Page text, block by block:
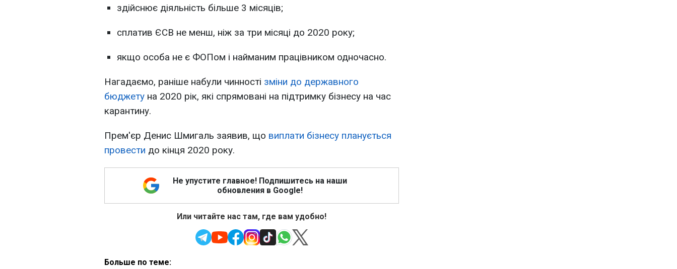
здійснює діяльність більше 3 місяців;
сплатив ЄСВ не менш, ніж за три місяці до 2020 року;
якщо особа не є ФОПом і найманим працівником одночасно.
Нагадаємо, раніше набули чинності зміни до державного
бюджету на 2020 рік, які спрямовані на підтримку бізнесу на час
карантину.
Прем'єр Денис Шмигаль заявив, що виплати бізнесу планується
провести до кінця 2020 року.
Не упустите главное! Подпишитесь на наши
обновления в Google!
Или читайте нас там, где вам удобно!
Больше по теме: